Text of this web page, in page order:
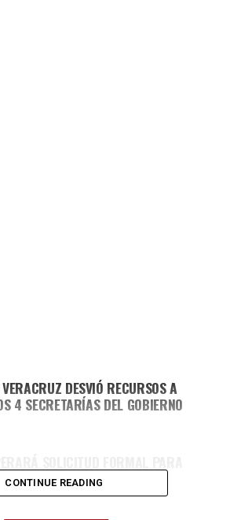
DESVIÓ RECURSOS A
4 SECRETARÍAS DEL GOBIERNO
CONTINUE READING